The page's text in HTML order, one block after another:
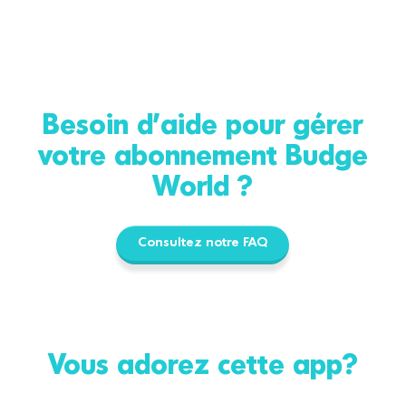
Besoin d'aide pour gérer
votre abonnement Budge
World ?
Consultez notre FAQ
Vous adorez cette app?